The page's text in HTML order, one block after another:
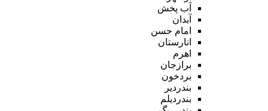
آب پخش
آبدان
امام حسن
انارستان
اهرم
برازجان
بردخون
بندردیر
بندردیلم